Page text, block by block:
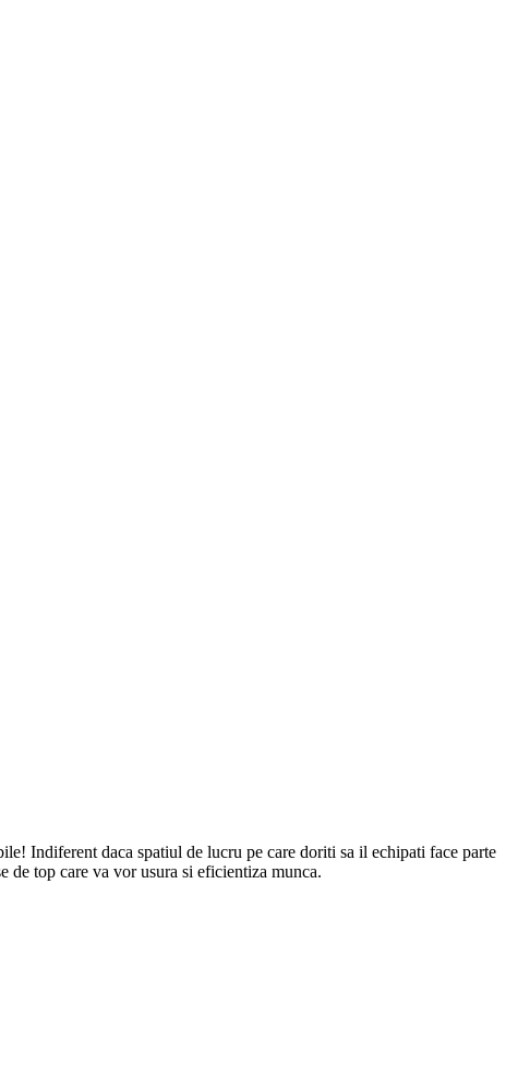
Indiferent daca spatiul de lucru pe care doriti sa il echipati face parte
de top care va vor usura si eficientiza munca.